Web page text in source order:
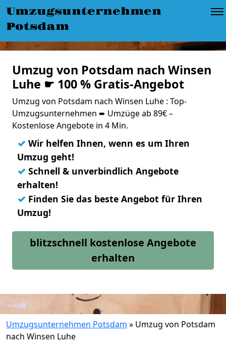
Umzugsunternehmen
Potsdam
Umzug von Potsdam nach Winsen
Luhe ☛ 100 % Gratis-Angebot
Umzug von Potsdam nach Winsen Luhe : Top-
Umzugsunternehmen ➨ Umzüge ab 89€ –
Kostenlose Angebote in 4 Min.
✓ Wir helfen Ihnen, wenn es um Ihren
Umzug geht!
✓ Schnell & unverbindlich Angebote
erhalten!
✓ Finden Sie das beste Angebot für Ihren
Umzug!
blitzschnell kostenlose Angebote
erhalten
Umzugsunternehmen Potsdam » Umzug von Potsdam
nach Winsen Luhe